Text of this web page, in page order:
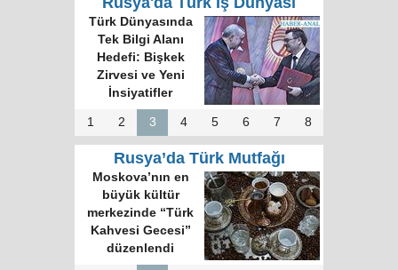
Türk Dünyasında
Tek Bilgi Alanı
Hedefi: Bişkek
Zirvesi ve Yeni
İnsiyatifler
1 2 3 4 5 6 7 8
Rusya’da Türk Mutfağı
Moskova’nın en
büyük kültür
merkezinde “Türk
Kahvesi Gecesi”
düzenlendi